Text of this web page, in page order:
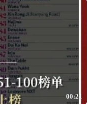
00:21